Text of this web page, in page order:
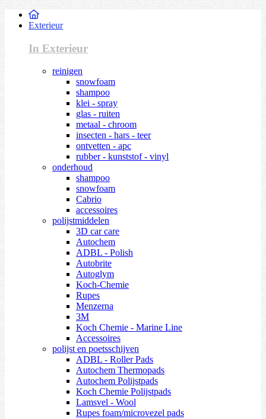
Exterieur
In Exterieur
reinigen
snowfoam
shampoo
klei - spray
glas - ruiten
metaal - chroom
insecten - hars - teer
ontvetten - apc
rubber - kunststof - vinyl
onderhoud
shampoo
snowfoam
Cabrio
accessoires
polijstmiddelen
3D car care
Autochem
ADBL - Polish
Autobrite
Autoglym
Koch-Chemie
Rupes
Menzerna
3M
Koch Chemie - Marine Line
Accessoires
polijst en poetsschijven
ADBL - Roller Pads
Autochem Thermopads
Autochem Polijstpads
Koch Chemie Polijstpads
Lamsvel - Wool
Rupes foam/microvezel pads